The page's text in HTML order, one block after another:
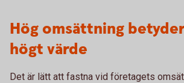
Hög omsättning
högt värde
Det är lätt att fastna vid företagets